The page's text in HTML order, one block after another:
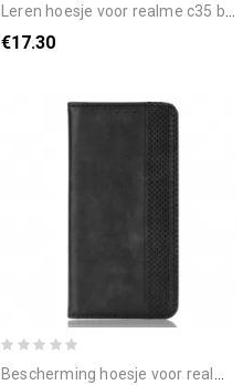
leren hoesje voor realme c35 bouncy flexibele siliconen
€17.30
bescherming hoesje voor realme c35 folio-hoesje vintage flexibele siliconen